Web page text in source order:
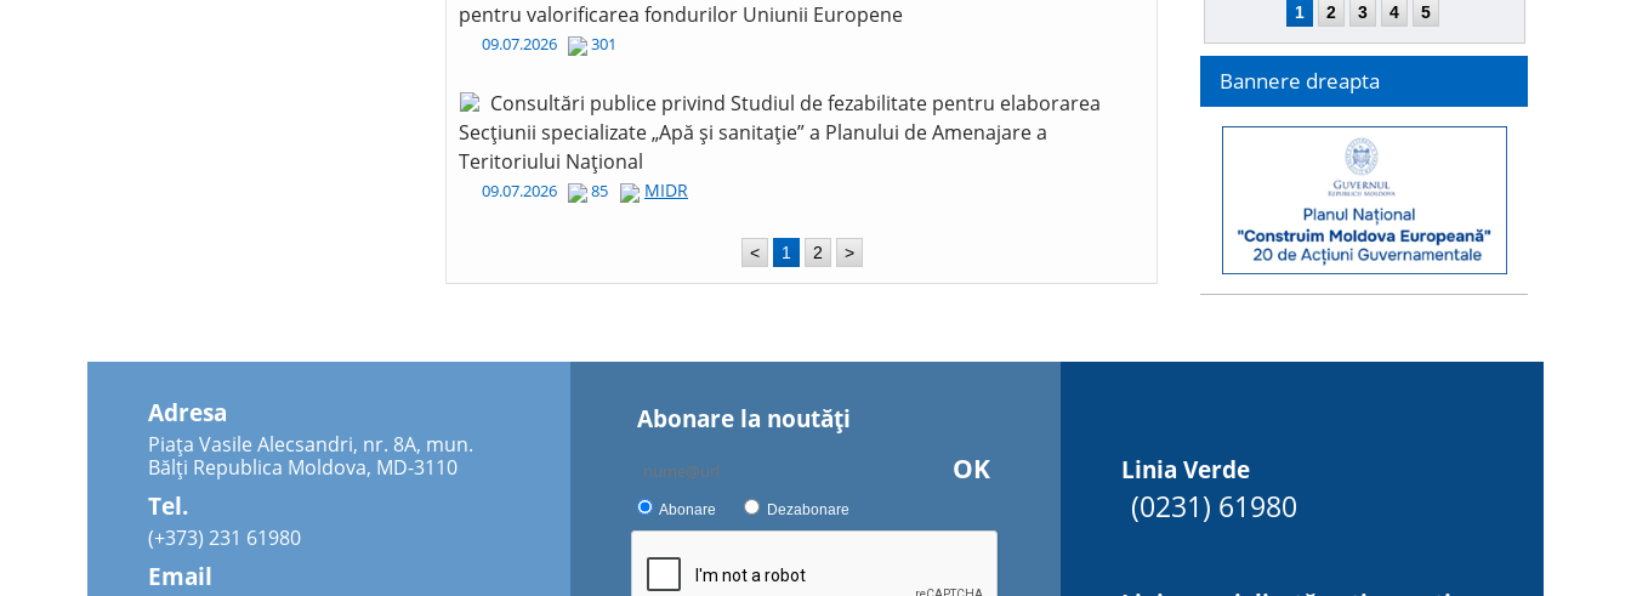
pentru valorificarea fondurilor Uniunii Europene
09.07.2026 301
Consultări publice privind Studiul de fezabilitate pentru elaborarea
Secțiunii specializate „Apă și sanitație” a Planului de Amenajare a
Teritoriului Național
09.07.2026 85 MIDR
< 1 2 >
1 2 3 4 5
Bannere dreapta
Adresa
Piața Vasile Alecsandri, nr. 8A, mun.
Bălți Republica Moldova, MD-3110
Tel.
(+373) 231 61980
Email
Abonare la noutăţi
OK
Abonare Dezabonare
Linia Verde
(0231) 61980